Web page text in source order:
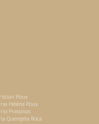
Poux
Hélène Poux
Prassinos
Querejeta Roca